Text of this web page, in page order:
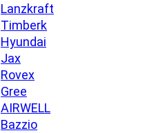
Lanzkraft
Timberk
Hyundai
Jax
Rovex
Gree
AIRWELL
Bazzio